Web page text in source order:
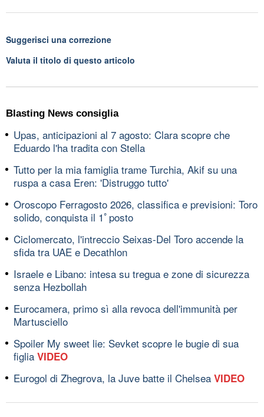
Suggerisci una correzione
Valuta il titolo di questo articolo
Blasting News consiglia
Upas, anticipazioni al 7 agosto: Clara scopre che
Eduardo l'ha tradita con Stella
Tutto per la mia famiglia trame Turchia, Akif su una
ruspa a casa Eren: 'Distruggo tutto'
Oroscopo Ferragosto 2026, classifica e previsioni: Toro
solido, conquista il 1ﾟposto
Ciclomercato, l'intreccio Seixas-Del Toro accende la
sfida tra UAE e Decathlon
Israele e Libano: intesa su tregua e zone di sicurezza
senza Hezbollah
Eurocamera, primo sì alla revoca dell'immunità per
Martusciello
Spoiler My sweet lie: Sevket scopre le bugie di sua
figlia VIDEO
Eurogol di Zhegrova, la Juve batte il Chelsea VIDEO